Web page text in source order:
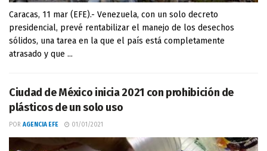
Caracas, 11 mar (EFE).- Venezuela, con un solo decreto
presidencial, prevé rentabilizar el manejo de los desechos
sólidos, una tarea en la que el país está completamente
atrasado y que ...
Ciudad de México inicia 2021 con prohibición de
plásticos de un solo uso
POR AGENCIA EFE 01/01/2021